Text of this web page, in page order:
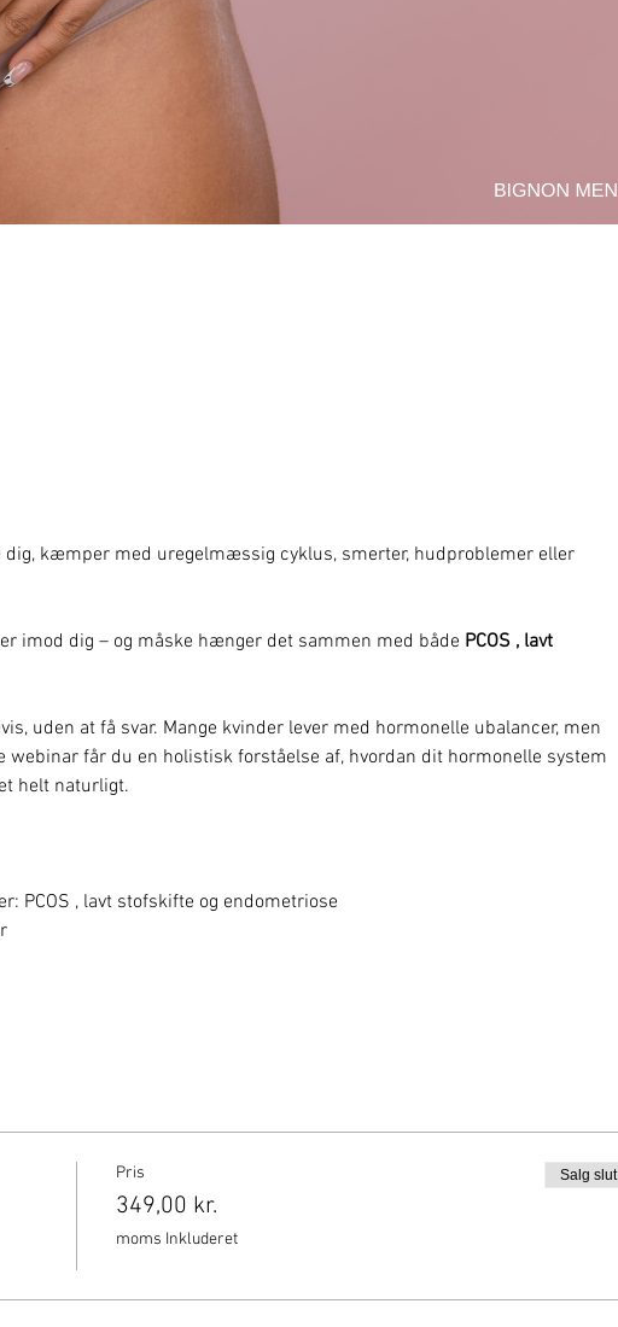
kæmper med uregelmæssig cyklus, smerter, hudproblemer eller
imod dig – og måske hænger det sammen med både PCOS , lavt
uden at få svar. Mange kvinder lever med hormonelle ubalancer, men
får du en holistisk forståelse af, hvordan dit hormonelle system
helt naturligt.
PCOS , lavt stofskifte og endometriose
Pris
349,00 kr.
moms Inkluderet
Salg slut